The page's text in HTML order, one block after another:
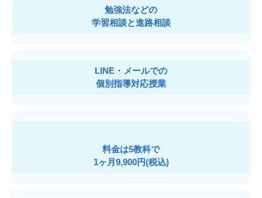
勉強法などの
学習相談と進路相談
LINE・メールでの
個別指導対応授業
料金は5教科で
1ヶ月9,900円(税込)